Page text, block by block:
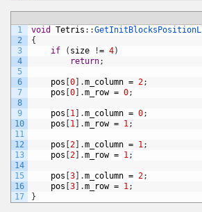
1
2
3
4
5
6
7
8
9
10
11
12
13
14
15
16
17
void Tetris : :GetInitBlocksPositionL
{
if
( size != 4)
return;
pos 0 .m_column = 2;
pos 0 .m_row = 0;
pos 1 .m_column = 0;
pos
1 .m_row = 1;
pos 2 .m_column = 1;
pos 2 .m_row = 1;
pos 3 .m_column = 2;
pos 3 .m_row = 1;
}